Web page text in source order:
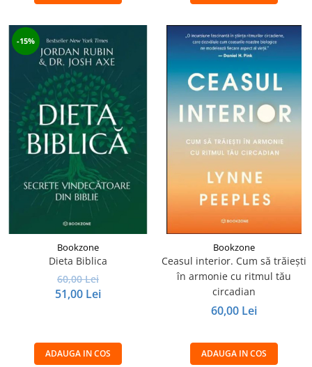
-15%
Bookzone
Dieta Biblica
60,00 Lei
51,00 Lei
ADAUGA IN COS
Bookzone
Ceasul interior. Cum să trăiești
în armonie cu ritmul tău
circadian
60,00 Lei
ADAUGA IN COS